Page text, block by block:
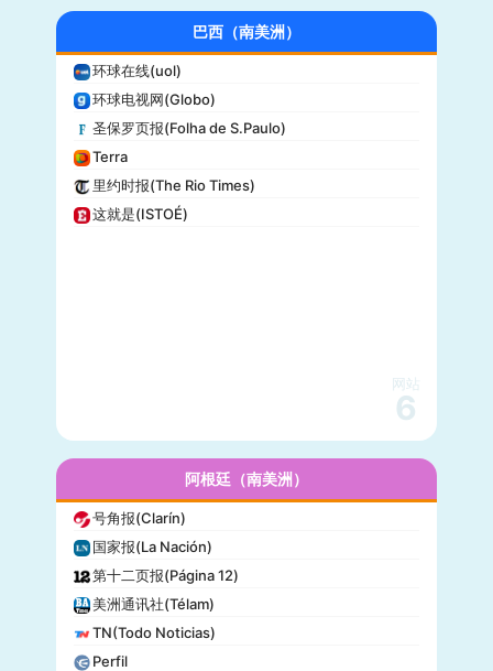
商业内幕(Business Insider)
iHeartRadio
纽约客(New Yorker)
娱乐周刊(Entertainment Weekly)
芝加哥论坛报(Chicago Tribune)
财富(Fortune)
纽约每日新闻(New York Daily News)
迈阿密先驱报(Miami Herald)
巴西（南美洲）
环球在线(uol)
环球电视网(Globo)
圣保罗页报(Folha de S.Paulo)
Terra
里约时报(The Rio Times)
这就是(ISTOÉ)
网站
6
阿根廷（南美洲）
号角报(Clarín)
国家报(La Nación)
第十二页报(Página 12)
美洲通讯社(Télam)
TN(Todo Noticias)
Perfil